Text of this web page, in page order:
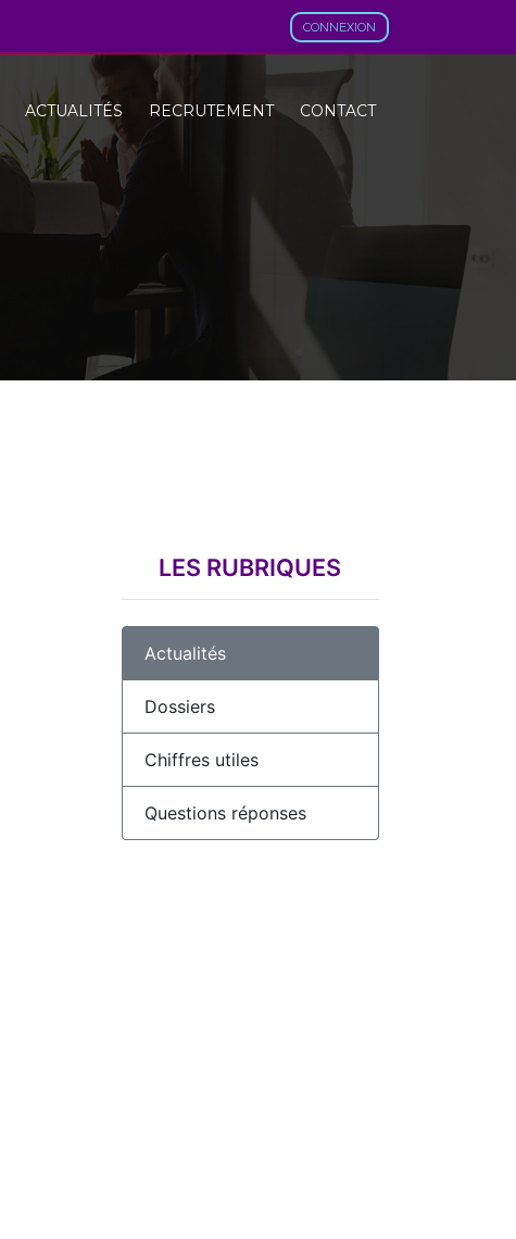
CONNEXION
ACTUALITÉS RECRUTEMENT CONTACT
LES RUBRIQUES
Actualités
Dossiers
Chiffres utiles
Questions réponses